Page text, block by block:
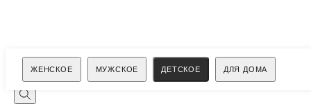
ЖЕНСКОЕ МУЖСКОЕ ДЕТСКОЕ ДЛЯ ДОМА
Поиск